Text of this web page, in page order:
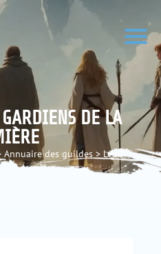
DE LA
Annuaire des guildes > Les
la Lumière